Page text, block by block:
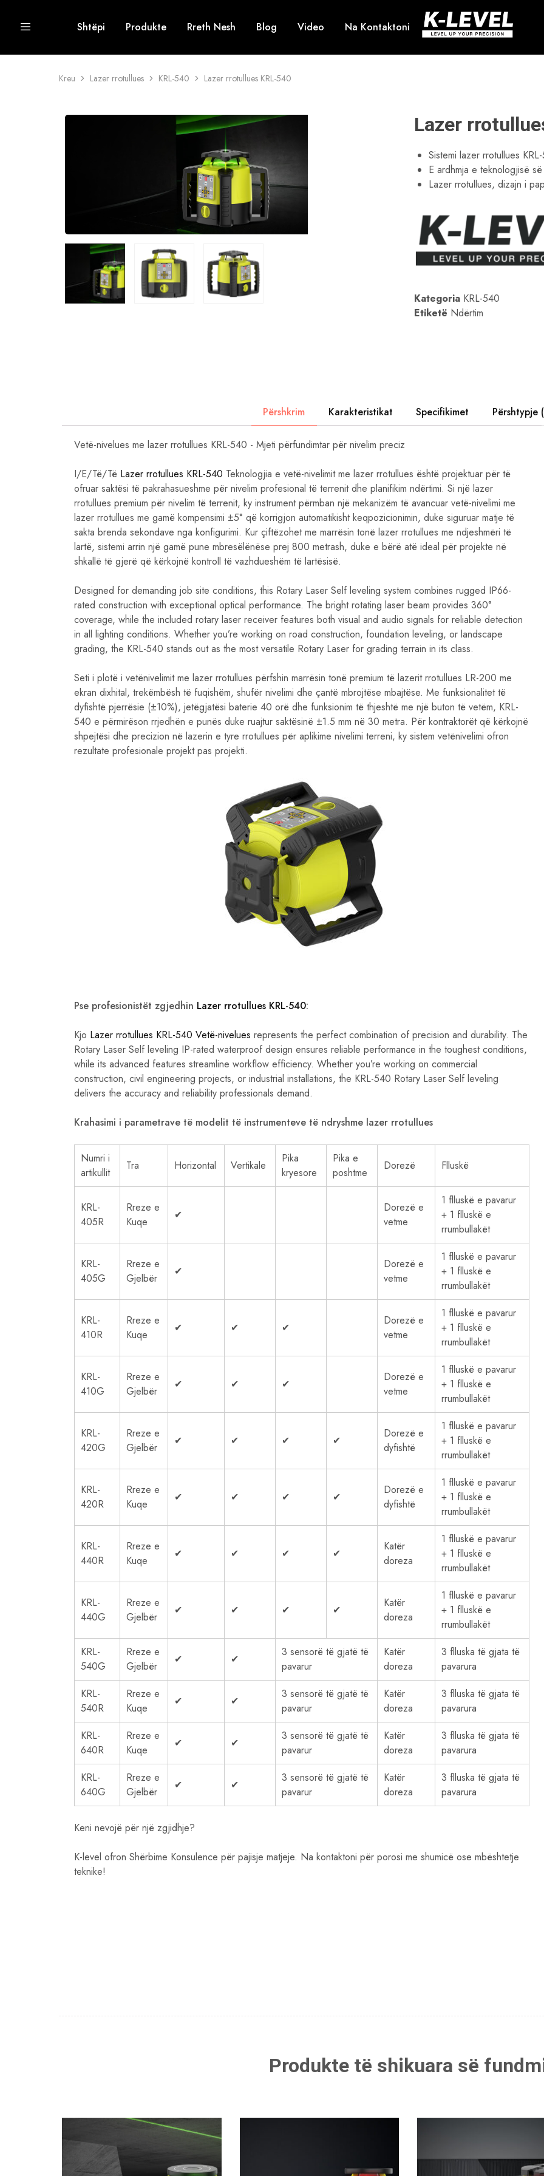
Shtëpi Produkte Rreth Nesh Blog Video Na Kontaktoni k-
level
precizion
të
Ne
specializohemi
matëse
me
nivelit
profesional,
duke
përfshirë
lazerët
linearë,
niveluesit
automatikë,
aksesorët
e
lazer
etj.
Këto
nevojat
e
aplikacioneve
industriale.
Kreu Lazer rrotullues KRL-540 Lazer rrotullues KRL-540
Lazer
Sistemi lazer rrotullues
E ardhmja e teknologjisë
Lazer rrotullues, dizajn i
Kategoria KRL-540
Etiketë Ndërtim
Përshkrim Karakteristikat Specifikimet Përshtypje
Vetë-nivelues me lazer rrotullues KRL-540 - Mjeti përfundimtar për nivelim preciz
I/E/Të/Të Lazer rrotullues KRL-540 Teknologjia e vetë-nivelimit me lazer rrotullues është projektuar për të
ofruar saktësi të pakrahasueshme për nivelim profesional të terrenit dhe planifikim ndërtimi. Si një lazer
rrotullues premium për nivelim të terrenit, ky instrument përmban një mekanizëm të avancuar vetë-nivelimi me
lazer rrotullues me gamë kompensimi ±5° që korrigjon automatikisht keqpozicionimin, duke siguruar matje të
sakta brenda sekondave nga konfigurimi. Kur çiftëzohet me marrësin tonë lazer rrotullues me ndjeshmëri të
lartë, sistemi arrin një gamë pune mbresëlënëse prej 800 metrash, duke e bërë atë ideal për projekte në
shkallë të gjerë që kërkojnë kontroll të vazhdueshëm të lartësisë.
Designed for demanding job site conditions, this Rotary Laser Self leveling system combines rugged IP66-
rated construction with exceptional optical performance. The bright rotating laser beam provides 360°
coverage, while the included rotary laser receiver features both visual and audio signals for reliable detection
in all lighting conditions. Whether you’re working on road construction, foundation leveling, or landscape
grading, the KRL-540 stands out as the most versatile Rotary Laser for grading terrain in its class.
Seti i plotë i vetënivelimit me lazer rrotullues përfshin marrësin tonë premium të lazerit rrotullues LR-200 me
ekran dixhital, trekëmbësh të fuqishëm, shufër nivelimi dhe çantë mbrojtëse mbajtëse. Me funksionalitet të
dyfishtë pjerrësie (±10%), jetëgjatësi baterie 40 orë dhe funksionim të thjeshtë me një buton të vetëm, KRL-
540 e përmirëson rrjedhën e punës duke ruajtur saktësinë ±1.5 mm në 30 metra. Për kontraktorët që kërkojnë
shpejtësi dhe precizion në lazerin e tyre rrotullues për aplikime nivelimi terreni, ky sistem vetënivelimi ofron
rezultate profesionale projekt pas projekti.
Pse profesionistët zgjedhin Lazer rrotullues KRL-540:
Kjo Lazer rrotullues KRL-540 Vetë-nivelues represents the perfect combination of precision and durability. The
Rotary Laser Self leveling IP-rated waterproof design ensures reliable performance in the toughest conditions,
while its advanced features streamline workflow efficiency. Whether you’re working on commercial
construction, civil engineering projects, or industrial installations, the KRL-540 Rotary Laser Self leveling
delivers the accuracy and reliability professionals demand.
Krahasimi i parametrave të modelit të instrumenteve të ndryshme lazer rrotullues
Numri i
artikullit
Tra Horizontal Vertikale
Pika
kryesore
Pika e
poshtme
Dorezë Flluskë
KRL-
405R
Rreze e
Kuqe
✔
Dorezë e
vetme
1 flluskë e pavarur
+ 1 flluskë e
rrumbullakët
KRL-
405G
Rreze e
Gjelbër
✔
Dorezë e
vetme
1 flluskë e pavarur
+ 1 flluskë e
rrumbullakët
KRL-
410R
Rreze e
Kuqe
✔ ✔ ✔
Dorezë e
vetme
1 flluskë e pavarur
+ 1 flluskë e
rrumbullakët
KRL-
410G
Rreze e
Gjelbër
✔ ✔ ✔
Dorezë e
vetme
1 flluskë e pavarur
+ 1 flluskë e
rrumbullakët
KRL-
420G
Rreze e
Gjelbër
✔ ✔ ✔ ✔
Dorezë e
dyfishtë
1 flluskë e pavarur
+ 1 flluskë e
rrumbullakët
KRL-
420R
Rreze e
Kuqe
✔ ✔ ✔ ✔
Dorezë e
dyfishtë
1 flluskë e pavarur
+ 1 flluskë e
rrumbullakët
KRL-
440R
Rreze e
Kuqe
✔ ✔ ✔ ✔
Katër
doreza
1 flluskë e pavarur
+ 1 flluskë e
rrumbullakët
KRL-
440G
Rreze e
Gjelbër
✔ ✔ ✔ ✔
Katër
doreza
1 flluskë e pavarur
+ 1 flluskë e
rrumbullakët
KRL-
540G
Rreze e
Gjelbër
✔ ✔
3 sensorë të gjatë të
pavarur
Katër
doreza
3 flluska të gjata të
pavarura
KRL-
540R
Rreze e
Kuqe
✔ ✔
3 sensorë të gjatë të
pavarur
Katër
doreza
3 flluska të gjata të
pavarura
KRL-
640R
Rreze e
Kuqe
✔ ✔
3 sensorë të gjatë të
pavarur
Katër
doreza
3 flluska të gjata të
pavarura
KRL-
640G
Rreze e
Gjelbër
✔ ✔
3 sensorë të gjatë të
pavarur
Katër
doreza
3 flluska të gjata të
pavarura
Keni nevojë për një zgjidhje?
K-level ofron Shërbime Konsulence për pajisje matjeje. Na kontaktoni për porosi me shumicë ose mbështetje
teknike!
Produkte të shikuara së